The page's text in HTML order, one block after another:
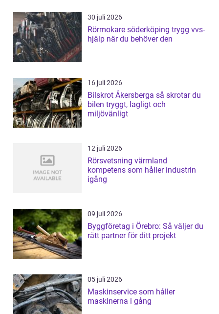
30 juli 2026
Rörmokare söderköping trygg vvs-
hjälp när du behöver den
16 juli 2026
Bilskrot Åkersberga så skrotar du
bilen tryggt, lagligt och
miljövänligt
12 juli 2026
Rörsvetsning värmland
kompetens som håller industrin
igång
09 juli 2026
Byggföretag i Örebro: Så väljer du
rätt partner för ditt projekt
05 juli 2026
Maskinservice som håller
maskinerna i gång